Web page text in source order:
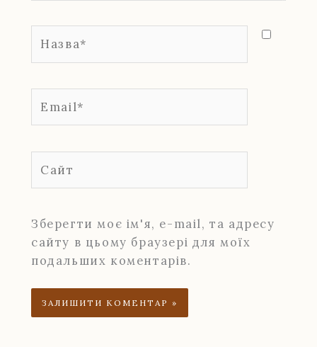
Зберегти моє ім'я, e-mail, та адресу
сайту в цьому браузері для моїх
подальших коментарів.